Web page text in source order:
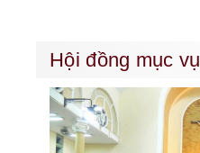
Hội đồng mục vụ